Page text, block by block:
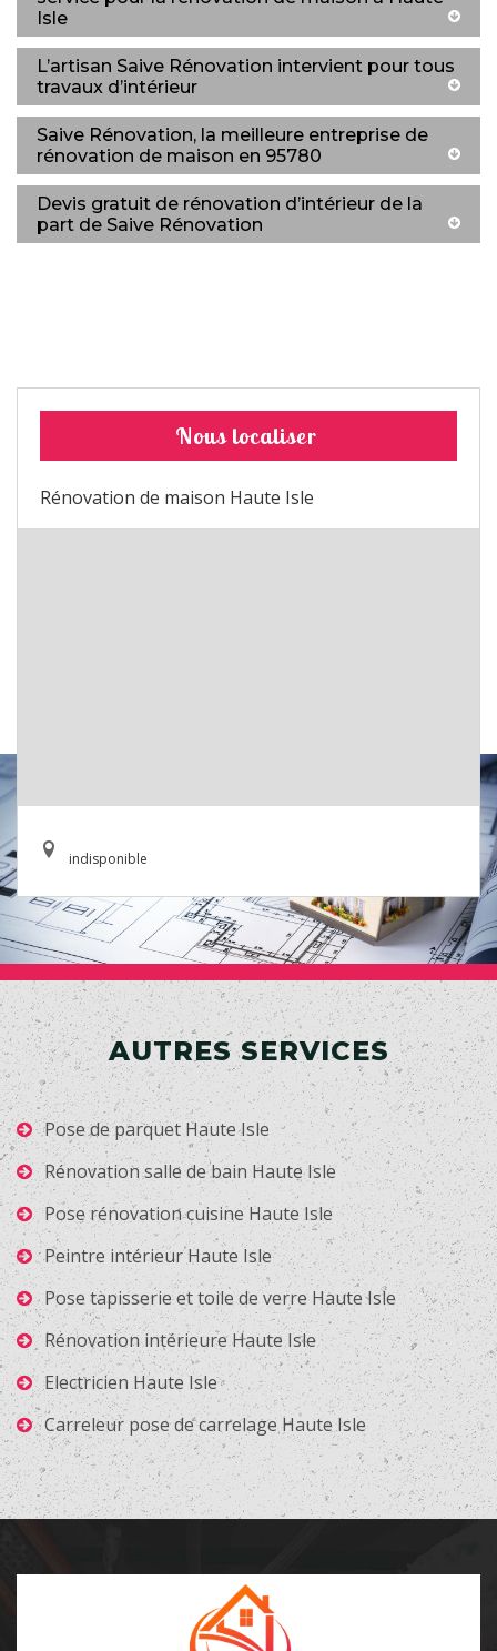
Isle
L’artisan Saive Rénovation intervient pour tous
travaux d’intérieur
Saive Rénovation, la meilleure entreprise de
rénovation de maison en 95780
Devis gratuit de rénovation d’intérieur de la
part de Saive Rénovation
Nous localiser
Rénovation de maison Haute Isle
indisponible
AUTRES SERVICES
Pose de parquet Haute Isle
Rénovation salle de bain Haute Isle
Pose rénovation cuisine Haute Isle
Peintre intérieur Haute Isle
Pose tapisserie et toile de verre Haute Isle
Rénovation intérieure Haute Isle
Electricien Haute Isle
Carreleur pose de carrelage Haute Isle